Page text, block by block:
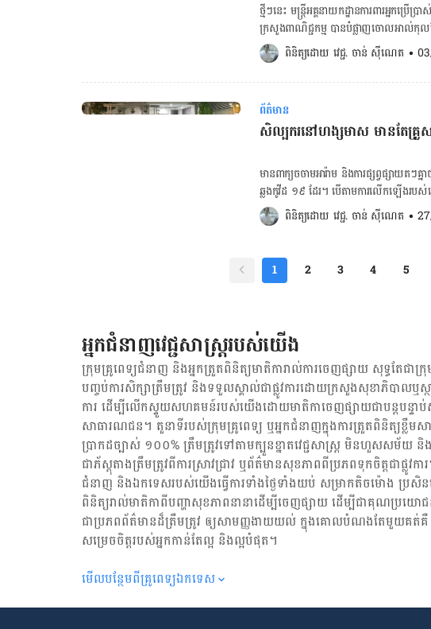
ថ្មីៗ​នេះ មន្ត្រី​អគ្គ​នាយកដ្ឋាន​ការពារ​អ្នក​ប្រើ​ប្
ក្រសួង​ពាណិជ្ជកម្ម បាន​បំផ្លាញ​ចោល​អាល់កុ
រាជធានី​ភ្នំពេញ។ ធ្វើ​ម៉េច​ទើប​ដឹង​ថា អាល់
ក្លាយ​ប្រើ​ទៅ​​ប៉ះពាល់​អីខ្លះ? ឱសថ​ការី គីម
មេតាណុល មិន​អាច​មើល​ដឹង​តាម​រយៈ​ភ្នែក​ទ
ប៉ុណ្ណោះ។ លោក​បន្ត​ថា នៅ​ក្នុង​មន្ទីរ​ពិសោធន៍​
សូលុយស្យុង​ដែល​ប្រើ​ គឺ​ជា​អាល់កុល​អេតាណុ
ឱសថការីខាងលើណែនាំឲ្យ​​ទៅ​ទិញអាល់កុល​​
របស់​អគ្គ​នាយកដ្ឋាន​ការពារ​អ្នក​ប្រើ​ប្រាស់ កិច្
ជា​សារធាតុ​ពុល ដែល​គេ​ច្រើន​ប្រើ​ធ្វើ​ជា​សារធ
មេរោគ មិន​ត្រឹម​តែ​មិន​មាន​ប្រសិទ្ធ​ភាព​ក្នុង​កា
ភាព​របស់​អ្នកប្រើ ដូចជា​បណ្តាល​ឱ្យ​រលាក​ស្ប
បរិភោគ​លើស​កម្រិត។
ពិនិត្យដោយ វេជ្ជ. ចាន់ ស៊ីណេត •
ព័ត៌មាន
សិល្បករនៅហង្សមាស មានតែគ្រួស
មានពាក្យចចាមអារ៉ាម និងការផ្សព្វផ្សាយត
ឆ្លងកូវីដ ១៩ ដែរ។ បើតាមការលើកឡើងរបស់លោក មាស រិទ្ធី ក្នុងកម្មវិធីផ្សាយផ្ទាល់ព័ត៌មានហង្សមាសពេល
ព្រឹក មកដល់ម៉ោងនោះ មានតែក្រុមគ្រួសារពិធីក
មានអ្នកនាង ស្វាមី និងកូនស្រី។ ចំណែកអ្នកដែលពាក់ព័ន្ធជាមួយពិធីការិនីរូបនេះ ត្រូវបានដាក់ឲ្យនៅដាច់
ពេល ១៤ថ្ងៃ។ ចំពោះមូលហេតុដែលធ្វើឲ្យអ្នកនាង កែវ ចាន់និមលឆ្លងកូវីដ១៩ នោះ ដោយសារតែឆ្លងពីលោក
អ៊ិន ទីតូ ដែលបានដឹកនាំសិល្បៈករសិល្បៈការិនីថ
ចេញលទ្ធផលពីវិទ្យាស្ថានប៉ាស្ទ័រទេ ដោយសារតែតារា
គន្ធនីសា វិញ បានផុសលើបណ្តាញសង្គមថា កន្
ហេីយក៏មិនបានដេីរទៅកន្លែងមុខសញ្ញាដែលមា
លទ្ធផល​ អ្នកដែលយេីងជួបជាប្រយ៉ោល​ តៗ​គ្
ពិនិត្យដោយ វេជ្ជ. ចាន់ ស៊ីណេត •
1 2 3 4 5
អ្នកជំនាញវេជ្ជសាស្ត្ររបស់យើង
ក្រុមគ្រូពេទ្យជំនាញ និង​អ្នក​ត្រួតពិនិត្យ​មាតិការាល់ការចេញផ្សាយ សុទ្ធតែជា​ក្
បញ្ចប់ការសិក្សាត្រឹមត្រូវ និង​ទទួល​ស្គាល់​ជាផ្លូវការ​ដោយ​ក្រសួងសុខាភិបាលឬស្ថ
ការ ដើម្បីលើកស្ទួយ​សហគមន៍​របស់យើង​ដោយ​មាតិកា​ចេញផ្សាយជាបន្តបន្ទា
សាធារណជន។ តួនាទីរបស់​ក្រុមគ្រូពេទ្យ ឬ​អ្នក​ជំនាញ​ក្នុងការ​ត្រួតពិនិត្យ​ខ្លឹមសា
ប្រាកដ​ច្បាស់ ១០០% ត្រឹមត្រូវ​ទៅតាម​ក្បួនខ្នាតវេជ្ជសាស្ត្រ មិនហួសសម័យ និ
ជា​ភ័ស្តុតាង​ត្រឹមត្រូវ​ពី​ការ​ស្រាវជ្រាវ ឬ​ព័ត៌មាន​សុខភាព​ពី​ប្រភព​ទុកចិត្ត​ជាផ្លូវកា
ជំនាញ និង​ឯកទេស​របស់យើង​ធ្វើការ​ទាំង​ថ្ងៃទាំងយប់ សម្រាក​តិចម៉ោង ប្រសិន​
ពិនិត្យ​រាល់​មាតិកា​ពី​បញ្ហា​សុខភាព​នានា​ដើម្បី​ចេញ​ផ្សាយ ដើម្បី​ជា​គុណប្រយោ
ជា​ប្រភព​ព័ត៌មាន​ដ៏​ត្រឹមត្រូវ ឲ្យសាមញ្ញ​ងាយយល់ ក្នុងគោលបំណង​តែមួយ​គត់​គឺ
សម្រេចចិត្ត​របស់​អ្នក​កាន់តែ​ល្អ និង​ល្អ​បំផុត។
មើល​បន្ថែម​ពី​គ្រូពេទ្យ​ឯកទេស